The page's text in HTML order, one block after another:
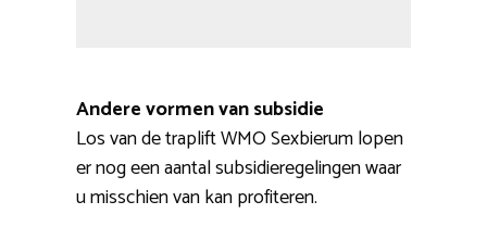
Andere vormen van subsidie
Los van de traplift WMO Sexbierum lopen
er nog een aantal subsidieregelingen waar
u misschien van kan profiteren.